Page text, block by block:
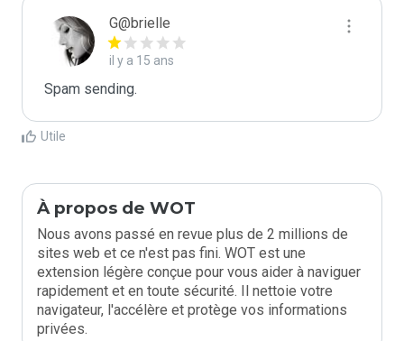
G@brielle
il y a 15 ans
Spam sending.
Utile
À propos de WOT
Nous avons passé en revue plus de 2 millions de
sites web et ce n'est pas fini. WOT est une
extension légère conçue pour vous aider à naviguer
rapidement et en toute sécurité. Il nettoie votre
navigateur, l'accélère et protège vos informations
privées.